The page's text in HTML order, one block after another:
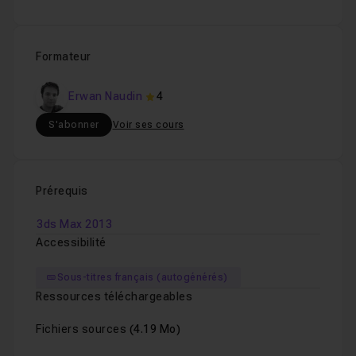
Formateur
Erwan Naudin 4
S'abonner Voir ses cours
Prérequis
3ds Max 2013
Accessibilité
Sous-titres français (autogénérés)
Ressources téléchargeables
Fichiers sources (4.19 Mo)